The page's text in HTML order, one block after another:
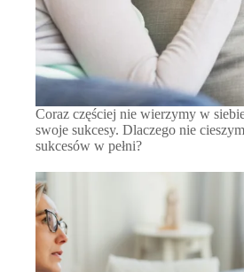
Coraz częściej nie wierzymy w
swoje sukcesy. Dlaczego nie
sukcesów w pełni?